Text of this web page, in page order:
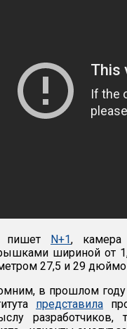
пишет N+1, камера
шириной от
27,5 и 29
в прошлом году
представила
разработчиков,